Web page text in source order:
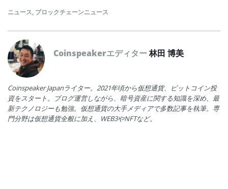
ニュース, ブロックチェーンニュース
Coinspeakerエディター林田 博美
Coinspeaker Japanライター。2021年頃から仮想通貨、ビットコイン投
資をスタート。ブログ運営しながら、暗号資産に関する知識を深め、最
新テクノロジーも勉強。仮想通貨の大手メディアで多数記事を執筆。専
門分野は仮想通貨全般に加え、WEB3やNFTなど。